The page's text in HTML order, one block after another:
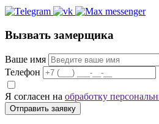
Вызвать замерщика
Ваше имя
Телефон
Я согласен на обработку
Отправить заявку